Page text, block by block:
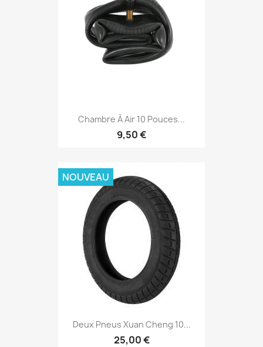
Chambre À Air 10 Pouces...
9,50 €
Deux Pneus Xuan Cheng 10...
25,00 €
NOUVEAU